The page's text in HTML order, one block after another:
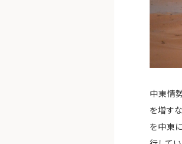
中東情
を増す
を中東